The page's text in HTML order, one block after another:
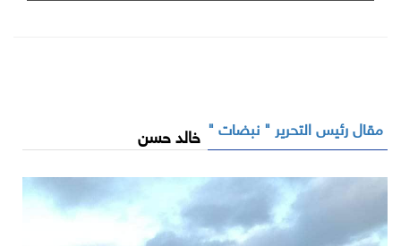
مقال رئيس التحرير " نبضات " خالد حسن